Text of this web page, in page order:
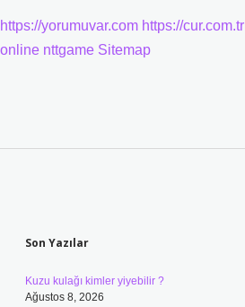
https://yorumuvar.com https://cur.com.tr
online nttgame Sitemap
Son Yazılar
Kuzu kulağı kimler yiyebilir ?
Ağustos 8, 2026